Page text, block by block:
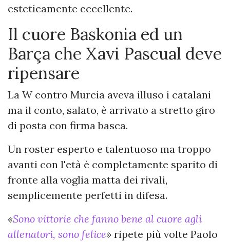
esteticamente eccellente.
Il cuore Baskonia ed un
Barça che Xavi Pascual deve
ripensare
La W contro Murcia aveva illuso i catalani
ma il conto, salato, è arrivato a stretto giro
di posta con firma basca.
Un roster esperto e talentuoso ma troppo
avanti con l'età è completamente sparito di
fronte alla voglia matta dei rivali,
semplicemente perfetti in difesa.
«Sono vittorie che fanno bene al cuore agli
allenatori, sono felice» ripete più volte Paolo